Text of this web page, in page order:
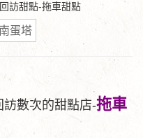
訪甜點-拖車甜點
蛋塔
數次的甜點店-拖車